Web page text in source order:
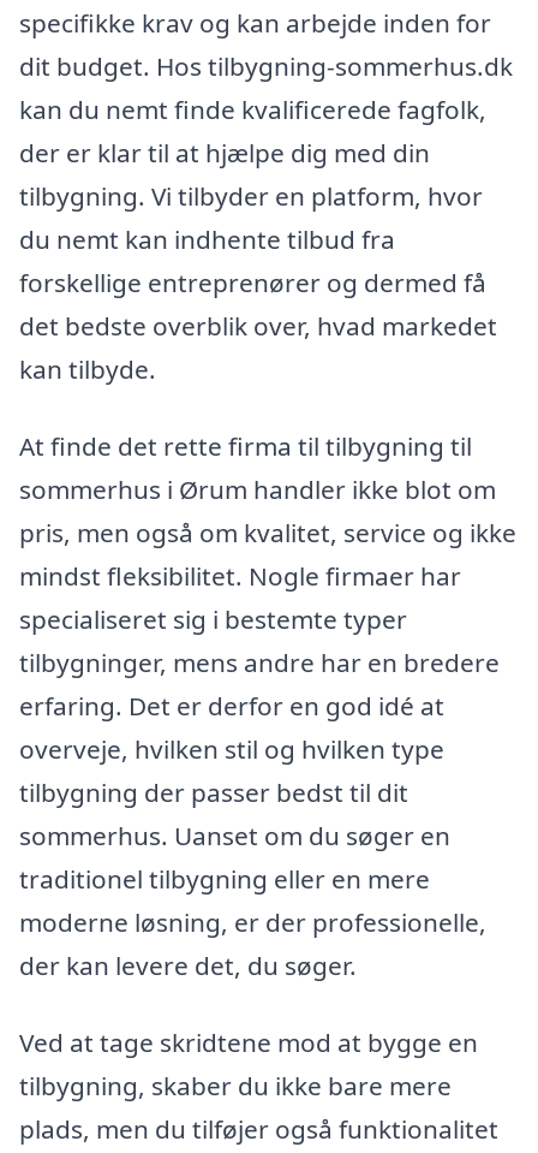
specifikke krav og kan arbejde inden for
dit budget. Hos tilbygning-sommerhus.dk
kan du nemt finde kvalificerede fagfolk,
der er klar til at hjælpe dig med din
tilbygning. Vi tilbyder en platform, hvor
du nemt kan indhente tilbud fra
forskellige entreprenører og dermed få
det bedste overblik over, hvad markedet
kan tilbyde.
At finde det rette firma til tilbygning til
sommerhus i Ørum handler ikke blot om
pris, men også om kvalitet, service og ikke
mindst fleksibilitet. Nogle firmaer har
specialiseret sig i bestemte typer
tilbygninger, mens andre har en bredere
erfaring. Det er derfor en god idé at
overveje, hvilken stil og hvilken type
tilbygning der passer bedst til dit
sommerhus. Uanset om du søger en
traditionel tilbygning eller en mere
moderne løsning, er der professionelle,
der kan levere det, du søger.
Ved at tage skridtene mod at bygge en
tilbygning, skaber du ikke bare mere
plads, men du tilføjer også funktionalitet